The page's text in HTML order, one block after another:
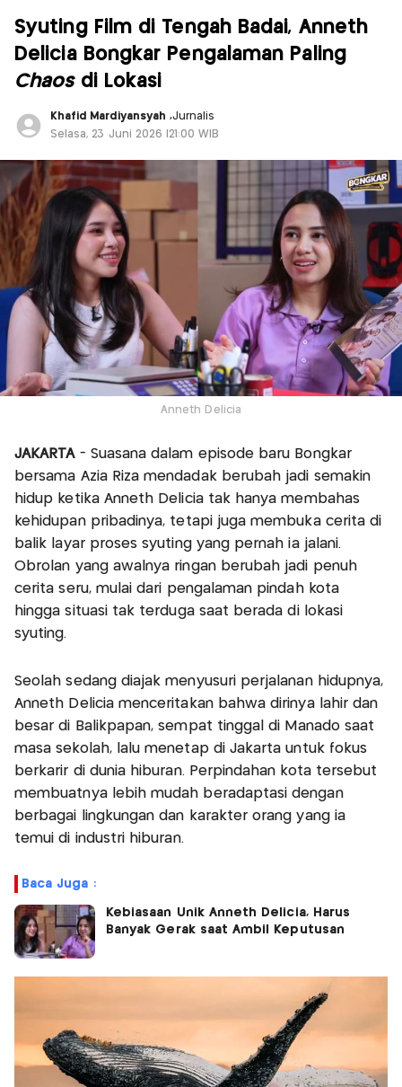
Syuting Film di Tengah Badai, Anneth
Delicia Bongkar Pengalaman Paling
Chaosdi Lokasi
Khafid Mardiyansyah ,Jurnalis
Selasa, 23 Juni 2026 |21:00 WIB
Anneth Delicia
JAKARTA- Suasana dalam episode baru Bongkar
bersama Azia Riza mendadak berubah jadi semakin
hidup ketika Anneth Delicia tak hanya membahas
kehidupan pribadinya, tetapi juga membuka cerita di
balik layar proses syuting yang pernah ia jalani.
Obrolan yang awalnya ringan berubah jadi penuh
cerita seru, mulai dari pengalaman pindah kota
hingga situasi tak terduga saat berada di lokasi
syuting.
Seolah sedang diajak menyusuri perjalanan hidupnya,
Anneth Delicia menceritakan bahwa dirinya lahir dan
besar di Balikpapan, sempat tinggal di Manado saat
masa sekolah, lalu menetap di Jakarta untuk fokus
berkarir di dunia hiburan. Perpindahan kota tersebut
membuatnya lebih mudah beradaptasi dengan
berbagai lingkungan dan karakter orang yang ia
temui di industri hiburan.
Baca Juga :
Kebiasaan Unik Anneth Delicia, Harus
Banyak Gerak saat Ambil Keputusan